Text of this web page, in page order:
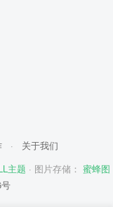
·
关于我们
主题 · 图片存储： 蜜蜂图